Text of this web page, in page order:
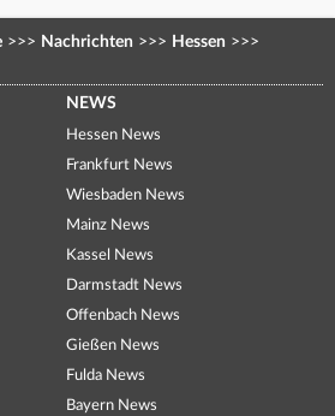
>>> Nachrichten >>> Hessen >>>
NEWS
Hessen News
Frankfurt News
Wiesbaden News
Mainz News
Kassel News
Darmstadt News
Offenbach News
Gießen News
Fulda News
Bayern News